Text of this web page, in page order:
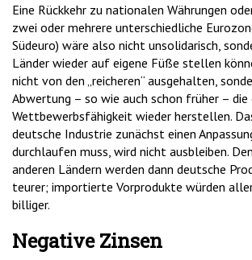
Eine Rückkehr zu nationalen Währungen
zwei oder mehrere unterschiedliche
Südeuro) wäre also nicht unsolidarisch,
Länder wieder auf eigene Füße stellen
nicht von den „reicheren“ ausgehalten,
Abwertung – so wie auch schon früher – die
Wettbewerbsfähigkeit wieder herstellen.
deutsche Industrie zunächst einen
durchlaufen muss, wird nicht ausbleiben.
anderen Ländern werden dann deutsche
teurer; importierte Vorprodukte würden
billiger.
Negative Zinsen